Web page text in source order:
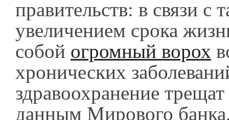
правительств: в связи с
увеличением срока
собой огромный ворох
хронических
здравоохранение
данным Мирового